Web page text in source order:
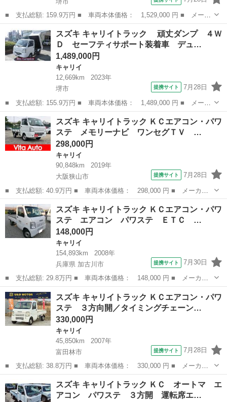
■ 支払総額: 159.9万円 ■ 車両本体価格： 1,529,000 円 ■ メーカ
ー名： スズキ ■ 車種名： キャリイトラック ■ グレード
名： 垂直式ゲートリフター デュアルカメラブレーキサポート
キーレス ＥＴ...
大阪 堺市 キャリイ
スズキ キャリイトラック 頑丈ダンプ ４Ｗ
Ｄ セーフティサポート装着車 デュ…
1,489,000円
キャリイ
12,669km
2023年
堺市
提携サイト 7月28日
■ 支払総額: 155.9万円 ■ 車両本体価格： 1,489,000 円 ■ メーカ
ー名： スズキ ■ 車種名： キャリイトラック ■ グレード
名： 頑丈ダンプ ４ＷＤ セーフティサポート装着車 デュアル
カメラブレーキ...
大阪 堺市 キャリイ
スズキ キャリイトラック ＫＣエアコン・パワ
ステ メモリーナビ ワンセグＴＶ …
298,000円
キャリイ
90,848km
2019年
大阪狭山市
提携サイト 7月28日
■ 支払総額: 40.9万円 ■ 車両本体価格： 298,000 円 ■ メーカー
名： スズキ ■ 車種名： キャリイトラック ■ グレード名： Ｋ
Ｃエアコン・パワステ メモリーナビ ワンセグＴＶ 純正１２イン
チ鉄 ＥＴＣ...
大阪 大阪狭山市 キャリイ
スズキ キャリイトラック ＫＣエアコン・パワ
ステ エアコン パワステ ＥＴＣ …
148,000円
キャリイ
154,893km
2008年
兵庫県 加古川市
提携サイト 7月30日
■ 支払総額: 29.8万円 ■ 車両本体価格： 148,000 円 ■ メーカー
名： スズキ ■ 車種名： キャリイトラック ■ グレード名： Ｋ
Ｃエアコン・パワステ エアコン パワステ ＥＴＣ パートタイム
４ＷＤ 高低...
兵庫 加古川市 キャリイ
スズキ キャリイトラック ＫＣエアコン・パワ
ステ ３方向開／タイミングチェーン…
330,000円
キャリイ
45,850km
2007年
富田林市
提携サイト 7月28日
■ 支払総額: 38.8万円 ■ 車両本体価格： 330,000 円 ■ メーカー
名： スズキ ■ 車種名： キャリイトラック ■ グレード名： Ｋ
Ｃエアコン・パワステ ３方向開／タイミングチェーン／５速マニュ
アル／走行４...
キャリイ
スズキ キャリイトラック ＫＣ オートマ エ
アコン パワステ ３方開 運転席エ…